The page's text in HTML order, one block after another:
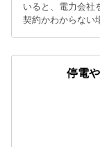
いると、電力会社
契約かわからない
停電